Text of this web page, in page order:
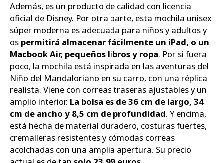
Además, es un producto de calidad con licencia
oficial de Disney. Por otra parte, esta mochila unisex
súper moderna es adecuada para niños y adultos y
os permitirá almacenar fácilmente un iPad, o un
Macbook Air, pequeños libros y ropa. Por si fuera
poco, la mochila está inspirada en las aventuras del
Niño del Mandaloriano en su carro, con una réplica
realista. Viene con correas traseras ajustables y un
amplio interior. La bolsa es de 36 cm de largo, 34
cm de ancho y 8,5 cm de profundidad. Y encima,
está hecha de material duradero, costuras fuertes,
cremalleras resistentes y cómodas correas
acolchadas con una amplia apertura. Su precio